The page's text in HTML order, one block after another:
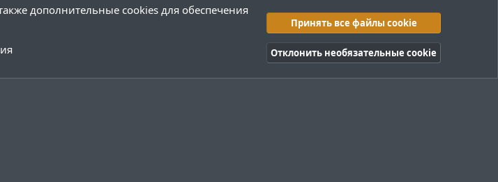
Политика конфиденциальности Помощь
R
дополнительные cookies для обеспечения
Принять все файлы cookie
Отклонить необязательные cookie